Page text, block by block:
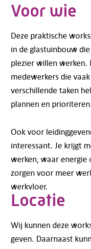
Voor wie
Deze praktische
in de glastuinbouw
plezier willen
medewerkers die
verschillende taken
plannen en
Ook voor
interessant. Je krijgt
werken, waar energie
zorgen voor meer
werkvloer.
Locatie
Wij kunnen deze
geven. Daarnaast